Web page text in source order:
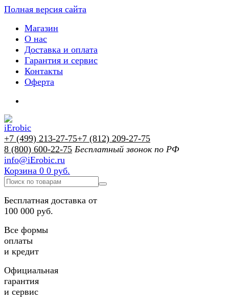
Полная версия сайта
Магазин
О нас
Доставка и оплата
Гарантия и сервис
Контакты
Оферта
+7 (499) 213-27-75+7 (812) 209-27-75
8 (800) 600-22-75 Бесплатный звонок по РФ
info@iErobic.ru
Корзина 0 0 руб.
Бесплатная доставка от
100 000 руб.
Все формы
оплаты
и кредит
Официальная
гарантия
и сервис